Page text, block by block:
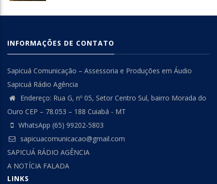
INFORMAÇÕES DE CONTATO
Sapicuá Comunicação – Assessoria e Produções em Áudio
Sapicuá Rádio Agência
Endereço: Rua G, nº 05, Setor Centro Sul, bairro Morada do
Ouro CEP – 78.053 – 188 Cuiabá - MT
WhatsApp (65) 99202-5803
sapicuacomunicacao@gmail.com
SAPICUÁ RÁDIO AGÊNCIA
A NOTÍCIA FALADA
LINKS